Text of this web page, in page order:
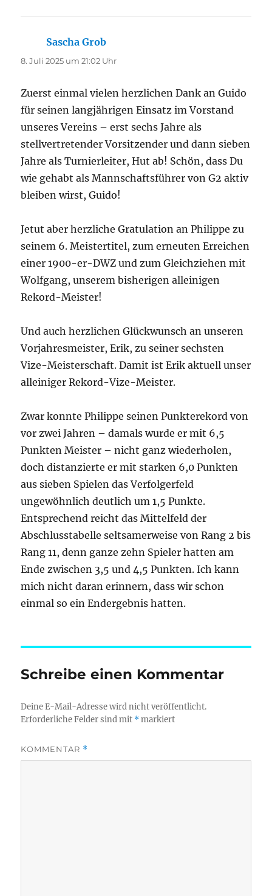
Sascha Grob
8. Juli 2025 um 21:02 Uhr
Zuerst einmal vielen herzlichen Dank an Guido
für seinen langjährigen Einsatz im Vorstand
unseres Vereins – erst sechs Jahre als
stellvertretender Vorsitzender und dann sieben
Jahre als Turnierleiter, Hut ab! Schön, dass Du
wie gehabt als Mannschaftsführer von G2 aktiv
bleiben wirst, Guido!
Jetut aber herzliche Gratulation an Philippe zu
seinem 6. Meistertitel, zum erneuten Erreichen
einer 1900-er-DWZ und zum Gleichziehen mit
Wolfgang, unserem bisherigen alleinigen
Rekord-Meister!
Und auch herzlichen Glückwunsch an unseren
Vorjahresmeister, Erik, zu seiner sechsten
Vize-Meisterschaft. Damit ist Erik aktuell unser
alleiniger Rekord-Vize-Meister.
Zwar konnte Philippe seinen Punkterekord von
vor zwei Jahren – damals wurde er mit 6,5
Punkten Meister – nicht ganz wiederholen,
doch distanzierte er mit starken 6,0 Punkten
aus sieben Spielen das Verfolgerfeld
ungewöhnlich deutlich um 1,5 Punkte.
Entsprechend reicht das Mittelfeld der
Abschlusstabelle seltsamerweise von Rang 2 bis
Rang 11, denn ganze zehn Spieler hatten am
Ende zwischen 3,5 und 4,5 Punkten. Ich kann
mich nicht daran erinnern, dass wir schon
einmal so ein Endergebnis hatten.
Schreibe einen Kommentar
Deine E-Mail-Adresse wird nicht veröffentlicht.
Erforderliche Felder sind mit *markiert
KOMMENTAR *